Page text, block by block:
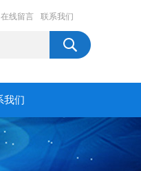
在线留言 联系我们
我们